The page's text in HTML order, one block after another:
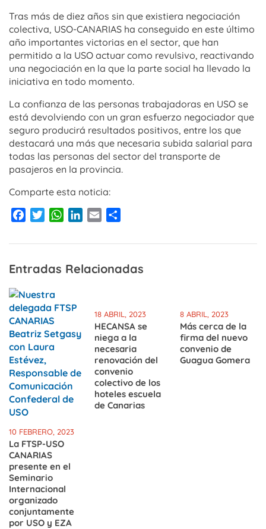
Tras más de diez años sin que existiera negociación
colectiva, USO-CANARIAS ha conseguido en este último
año importantes victorias en el sector, que han
permitido a la USO actuar como revulsivo, reactivando
una negociación en la que la parte social ha llevado la
iniciativa en todo momento.
La confianza de las personas trabajadoras en USO se
está devolviendo con un gran esfuerzo negociador que
seguro producirá resultados positivos, entre los que
destacará una más que necesaria subida salarial para
todas las personas del sector del transporte de
pasajeros en la provincia.
Comparte esta noticia:
Facebook
TwitterWhatsApp
LinkedIn
Email
Entradas Relacionadas
10 FEBRERO, 2023
La FTSP-USO
CANARIAS
presente en el
Seminario
Internacional
organizado
conjuntamente
por USO y EZA
18 ABRIL, 2023
HECANSA se
niega a la
necesaria
renovación del
convenio
colectivo de los
hoteles escuela
de Canarias
8 ABRIL, 2023
Más cerca de la
firma del nuevo
convenio de
Guagua Gomera